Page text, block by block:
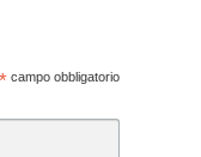
* campo obbligatorio